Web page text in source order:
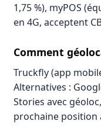
1,75 %), myPOS
en 4G, acceptent
Comment
Truckfly (app
Alternatives :
Stories avec
prochaine position